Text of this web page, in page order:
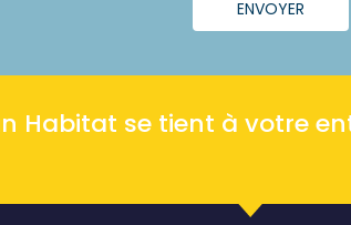
ENVOYER
Habitat se tient à votre